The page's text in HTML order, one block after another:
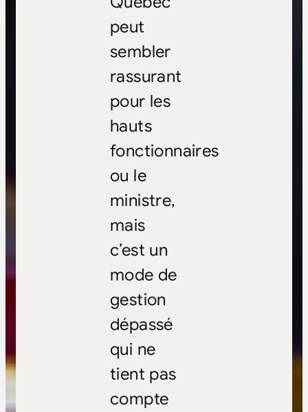
peut
sembler
rassurant
pour les
hauts
fonctionnaires
ou le
ministre,
mais
c’est un
mode de
gestion
dépassé
qui ne
tient pas
compte